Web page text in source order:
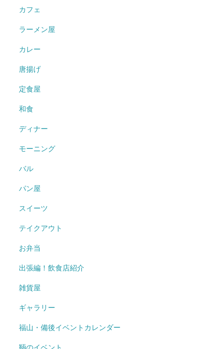
カフェ
ラーメン屋
カレー
唐揚げ
定食屋
和食
ディナー
モーニング
バル
パン屋
スイーツ
テイクアウト
お弁当
出張編！飲食店紹介
雑貨屋
ギャラリー
福山・備後イベントカレンダー
鞆のイベント